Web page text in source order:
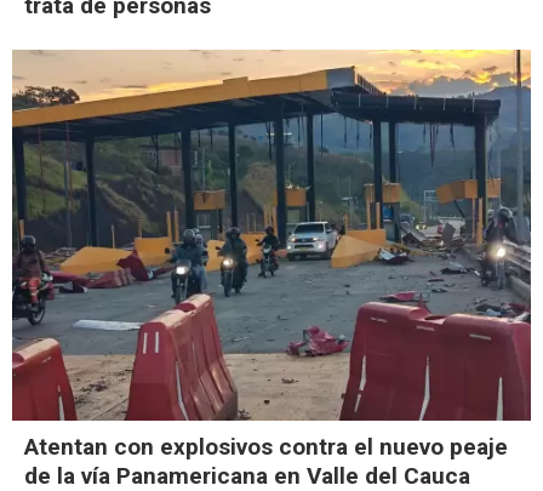
Atentan con explosivos contra el nuevo peaje
de la vía Panamericana en Valle del Cauca